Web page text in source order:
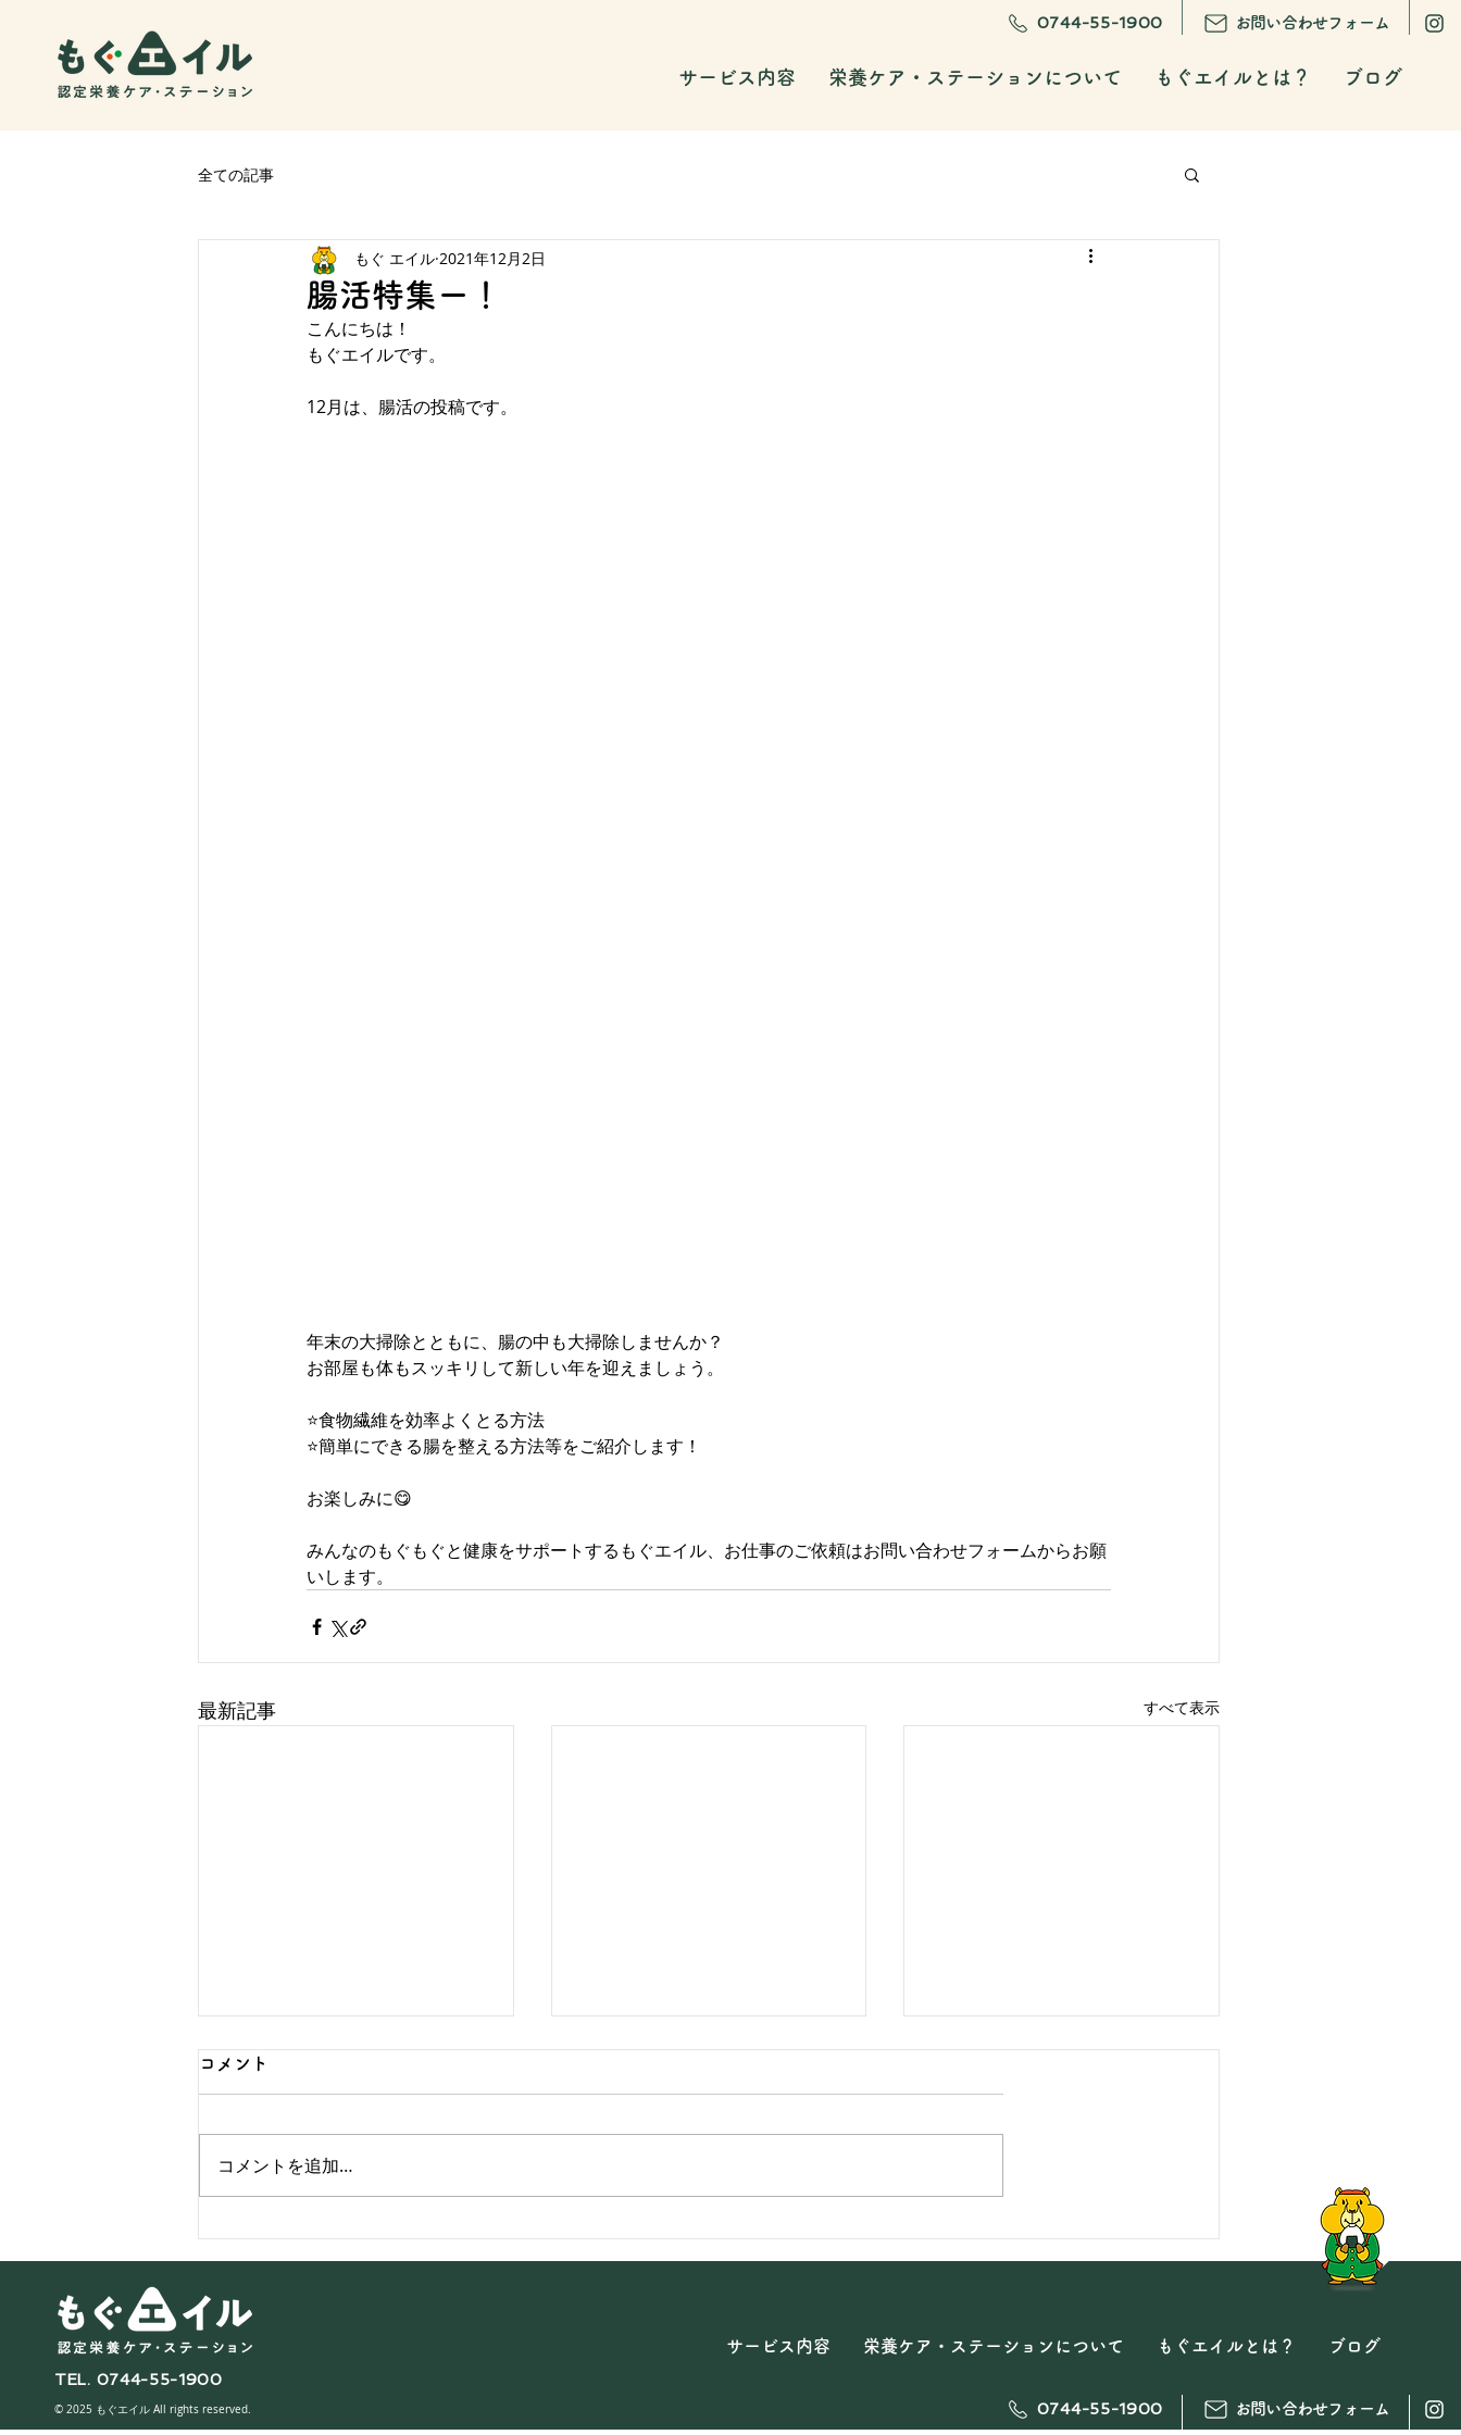
0744-55-1900 お問い合わせフォーム
サービス内容 栄養ケア・ステーションについて もぐエイルとは？ ブログ
全ての記事
腸活特集ー！
もぐ エイル 2021年12月2日
こんにちは！
もぐエイルです。
12月は、腸活の投稿です。
年末の大掃除とともに、腸の中も大掃除しませんか？
お部屋も体もスッキリして新しい年を迎えましょう。
⭐️食物繊維を効率よくとる方法
⭐️簡単にできる腸を整える方法等をご紹介します！
お楽しみに😋
みんなのもぐもぐと健康をサポートするもぐエイル、お仕事のご依頼はお問い合わせフォームからお願
いします。
最新記事 すべて表示
【1〜2歳：食事の工夫】注意
工夫
【乳幼児の食事】おぼえてお
【食事のキケン】こどもはす
コメント
コメントを追加…
TEL. 0744-55-1900
© 2025 もぐエイル All rights reserved.
サービス内容 栄養ケア・ステーションについて もぐエイルとは？ ブログ
0744-55-1900 お問い合わせフォーム